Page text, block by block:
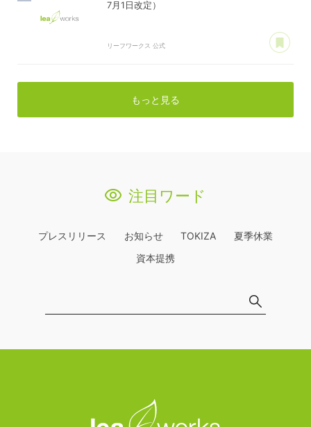
7月1日改定）
リーフワークス 公式
もっと見る
注目ワード
プレスリリース お知らせ TOKIZA
夏季休業
資本提携